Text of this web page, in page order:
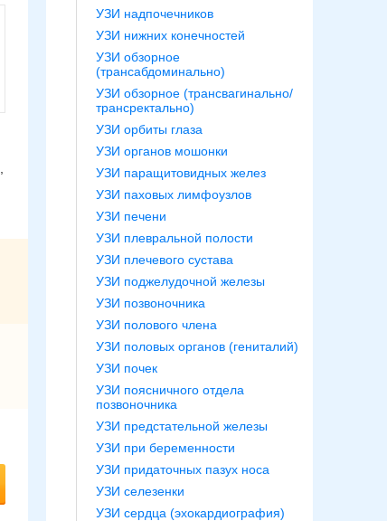
УЗИ надпочечников
УЗИ нижних конечностей
УЗИ обзорное
(трансабдоминально)
УЗИ обзорное (трансвагинально/
трансректально)
УЗИ орбиты глаза
УЗИ органов мошонки
УЗИ паращитовидных желез
УЗИ паховых лимфоузлов
УЗИ печени
УЗИ плевральной полости
УЗИ плечевого сустава
УЗИ поджелудочной железы
УЗИ позвоночника
УЗИ полового члена
УЗИ половых органов (гениталий)
УЗИ почек
УЗИ поясничного отдела
позвоночника
УЗИ предстательной железы
УЗИ при беременности
УЗИ придаточных пазух носа
УЗИ селезенки
УЗИ сердца (эхокардиография)